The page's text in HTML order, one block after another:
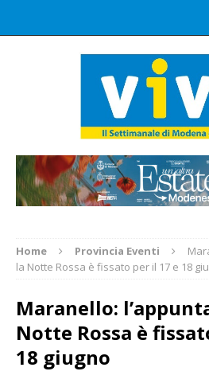
Home Provincia Eventi
la Notte Rossa è fissato per il 17 e 18
Maranello:
Notte Rossa è
18 giugno